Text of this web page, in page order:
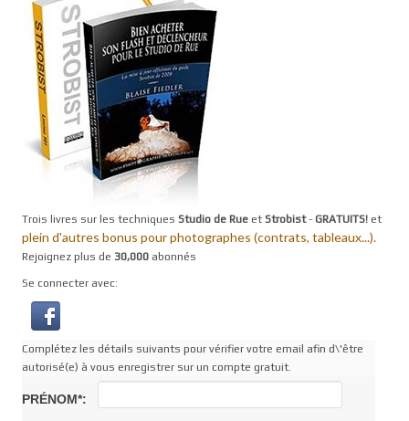
Trois livres sur les techniques Studio de Rue et Strobist- GRATUITS! et
plein d'autres bonus pour photographes (contrats, tableaux...).
Rejoignez plus de 30,000 abonnés
Se connecter avec:
Complétez les détails suivants pour vérifier votre email afin d\'être
autorisé(e) à vous enregistrer sur un compte gratuit.
PRÉNOM*: